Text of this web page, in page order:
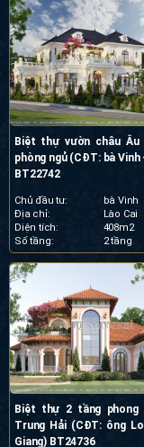
Biệt thự vườn châu
phòng ngủ (CĐT: bà Vinh
BT22742
Chủ đầu tư:
bà Vinh
Địa chỉ:
Lào Cai
Diện tích:
408m2
Số tầng:
2 tầng
Biệt thự 2 tầng phong
Trung Hải (CĐT: ông
Giang) BT24736